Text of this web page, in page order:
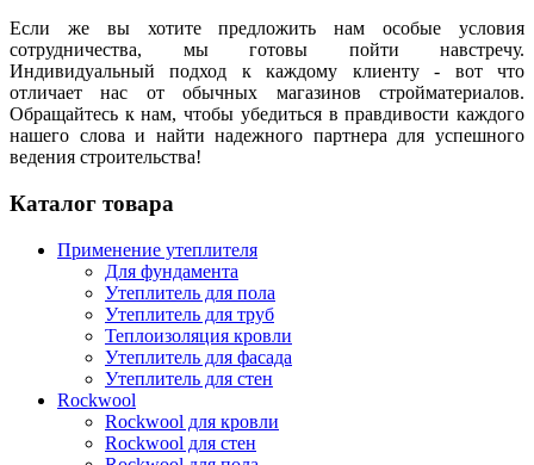
Если же вы хотите предложить нам особые условия
сотрудничества, мы готовы пойти навстречу.
Индивидуальный подход к каждому клиенту - вот что
отличает нас от обычных магазинов стройматериалов.
Обращайтесь к нам, чтобы убедиться в правдивости каждого
нашего слова и найти надежного партнера для успешного
ведения строительства!
Каталог товара
Применение утеплителя
Для фундамента
Утеплитель для пола
Утеплитель для труб
Теплоизоляция кровли
Утеплитель для фасада
Утеплитель для стен
Rockwool
Rockwool для кровли
Rockwool для стен